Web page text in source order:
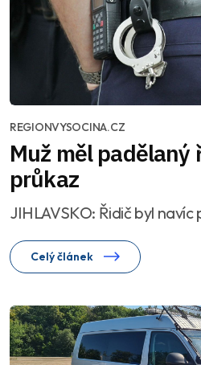
REGIONVYSOCINA.CZ
Muž měl padělaný
průkaz
JIHLAVSKO: Řidič byl
Celý článek